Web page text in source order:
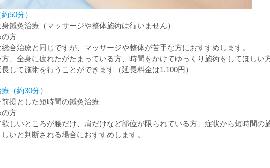
50分）
鍼灸治療（マッサージや整体施術は行いません）
の方
合治療と同じですが、マッサージや整体が苦手な方におすすめします。
、全身に疲れたがたまっている方、時間をかけてゆっくり施術をしてほしい
して施術を行うことができます（延長料金は1,100円）
（約30分）
提とした短時間の鍼灸治療
の方
しいところが腰だけ、肩だけなど部位が限られている方、症状から短時間の
いと判断される場合におすすめします。